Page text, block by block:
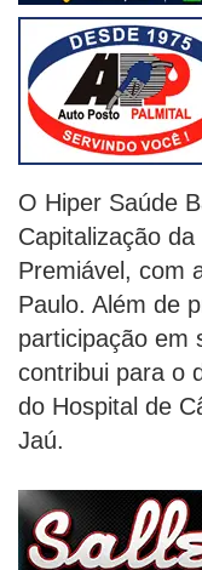
O Hiper Saúde
Capitalização
Premiável, com
Paulo. Além de
participação em
contribui para o
do Hospital de
Jaú.